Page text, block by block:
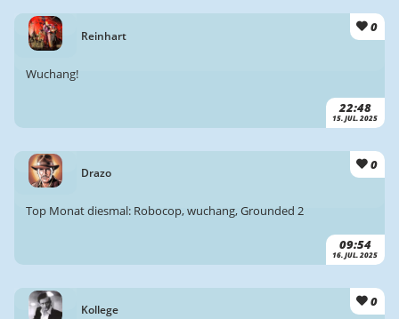
Reinhart
0
22:48
15. JUL. 2025
Wuchang!
Drazo
0
09:54
16. JUL. 2025
Top Monat diesmal: Robocop, wuchang, Grounded 2
Kollege
0